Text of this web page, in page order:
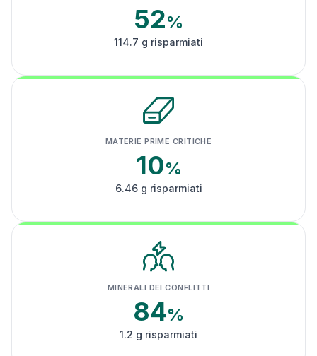
52%
114.7 g risparmiati
MATERIE PRIME CRITICHE
10%
6.46 g risparmiati
MINERALI DEI CONFLITTI
84%
1.2 g risparmiati